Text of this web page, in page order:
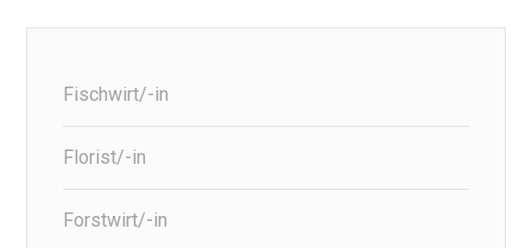
Fischwirt/-in
Florist/-in
Forstwirt/-in